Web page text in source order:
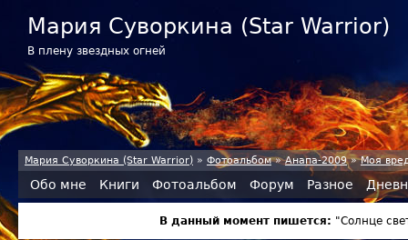
Мария Суворкина (Star Warrior)
В плену звездных огней
Мария Суворкина (Star Warrior) » Фотоальбом»Анапа-2009»Моя
Обо мне Книги Фотоальбом Форум Разное
В данный момент пишется: "Солнце